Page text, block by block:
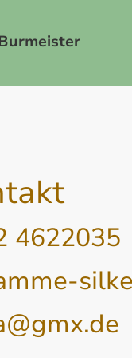
4622035